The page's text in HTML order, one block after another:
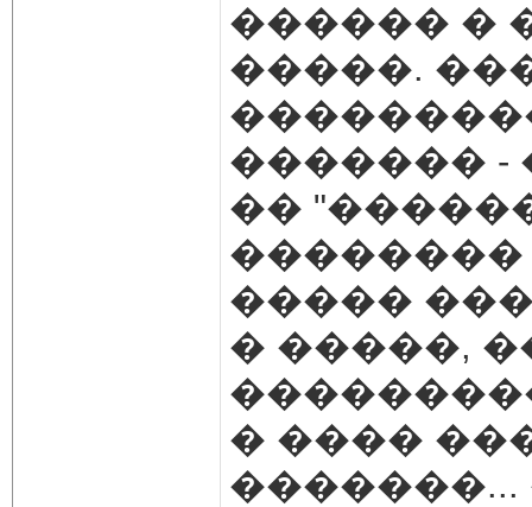
������ �
�����.
������� -
��
��������
�����
� �����,
� ����